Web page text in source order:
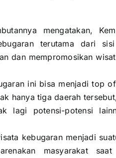
mengatakan,
terutama dari
dan mempromosikan
ini bisa menjadi top
hanya tiga daerah
lagi potensi-potensi
kebugaran menjadi
masyarakat